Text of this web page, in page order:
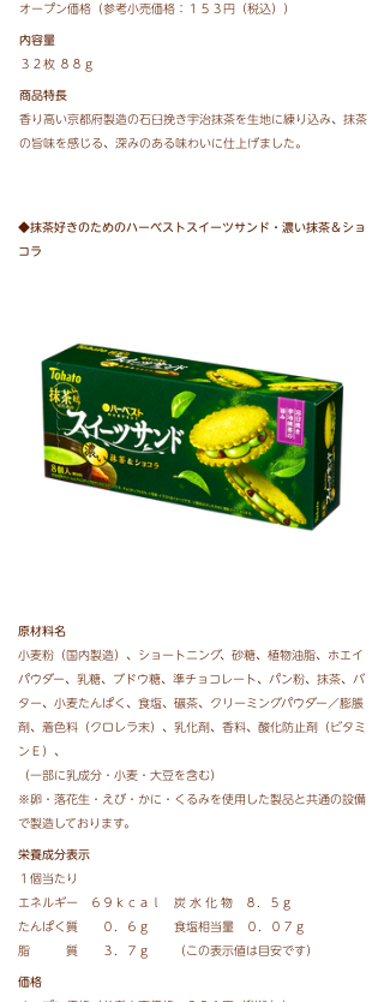
オープン価格（参考小売価格：１５３円（税込））
内容量
３２枚 ８８ｇ
商品特長
香り高い京都府製造の石臼挽き宇治抹茶を生地に練り込み、抹茶
の旨味を感じる、深みのある味わいに仕上げました。
◆抹茶好きのためのハーベストスイーツサンド・濃い抹茶＆ショ
コラ
原材料名
小麦粉（国内製造）、ショートニング、砂糖、植物油脂、ホエイ
パウダー、乳糖、ブドウ糖、準チョコレート、パン粉、抹茶、バ
ター、小麦たんぱく、食塩、碾茶、クリーミングパウダー／膨脹
剤、着色料（クロレラ末）、乳化剤、香料、酸化防止剤（ビタミ
ンＥ）、
（一部に乳成分・小麦・大豆を含む）
※卵・落花生・えび・かに・くるみを使用した製品と共通の設備
で製造しております。
栄養成分表示
１個当たり
エネルギー ６９ｋｃａｌ 炭 水 化 物 ８．５ｇ
たんぱく質 ０．６ｇ 食塩相当量 ０．０７ｇ
脂 質 ３．７ｇ （この表示値は目安です）
価格